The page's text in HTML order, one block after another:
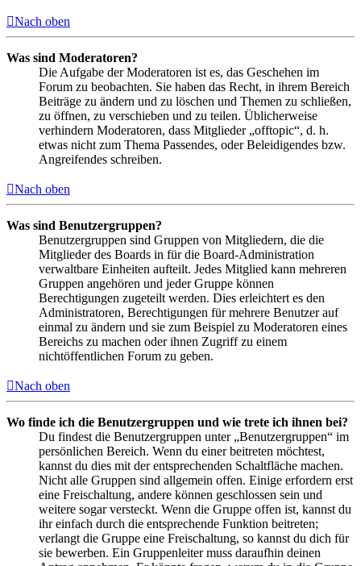
Nach oben
Was sind Moderatoren?
Die Aufgabe der Moderatoren ist es, das Geschehen im
Forum zu beobachten. Sie haben das Recht, in ihrem Bereich
Beiträge zu ändern und zu löschen und Themen zu schließen,
zu öffnen, zu verschieben und zu teilen. Üblicherweise
verhindern Moderatoren, dass Mitglieder „offtopic“, d. h.
etwas nicht zum Thema Passendes, oder Beleidigendes bzw.
Angreifendes schreiben.
Nach oben
Was sind Benutzergruppen?
Benutzergruppen sind Gruppen von Mitgliedern, die die
Mitglieder des Boards in für die Board-Administration
verwaltbare Einheiten aufteilt. Jedes Mitglied kann mehreren
Gruppen angehören und jeder Gruppe können
Berechtigungen zugeteilt werden. Dies erleichtert es den
Administratoren, Berechtigungen für mehrere Benutzer auf
einmal zu ändern und sie zum Beispiel zu Moderatoren eines
Bereichs zu machen oder ihnen Zugriff zu einem
nichtöffentlichen Forum zu geben.
Nach oben
Wo finde ich die Benutzergruppen und wie trete ich ihnen bei?
Du findest die Benutzergruppen unter „Benutzergruppen“ im
persönlichen Bereich. Wenn du einer beitreten möchtest,
kannst du dies mit der entsprechenden Schaltfläche machen.
Nicht alle Gruppen sind allgemein offen. Einige erfordern erst
eine Freischaltung, andere können geschlossen sein und
weitere sogar versteckt. Wenn die Gruppe offen ist, kannst du
ihr einfach durch die entsprechende Funktion beitreten;
verlangt die Gruppe eine Freischaltung, so kannst du dich für
sie bewerben. Ein Gruppenleiter muss daraufhin deinen